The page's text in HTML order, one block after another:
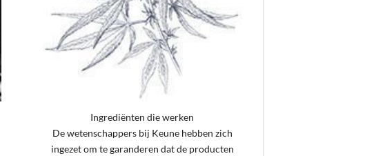
Ingrediënten die werken
De wetenschappers bij Keune hebben zich
ingezet om te garanderen dat de producten